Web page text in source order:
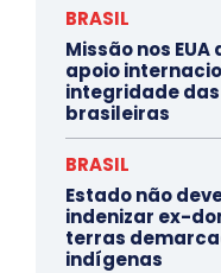
BRASIL
Missão nos
apoio
integridade
brasileiras
BRASIL
Estado não
indenizar ex-
terras
indígenas